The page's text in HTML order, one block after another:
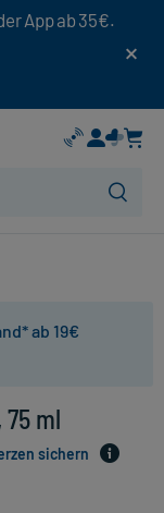
App ab 35€.
ab 19€
ml
sichern